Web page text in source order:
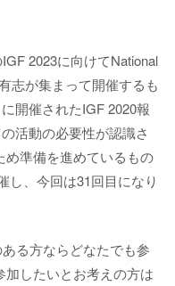
2023に向けてNational
志が集まって開催するも
開催されたIGF 2020報
活動の必要性が認識さ
め準備を進めているもの
し、今回は31回目になり
る方ならどなたでも参
したいとお考えの方は